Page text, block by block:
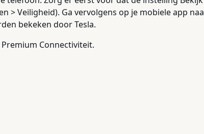
> Veiligheid). Ga vervolgens op je mobiele app
bekeken door Tesla.
Connectiviteit.